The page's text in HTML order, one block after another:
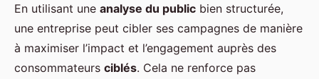
En utilisant une analyse du public bien structurée,
une entreprise peut cibler ses campagnes de manière
à maximiser l’impact et l’engagement auprès des
consommateurs ciblés. Cela ne renforce pas